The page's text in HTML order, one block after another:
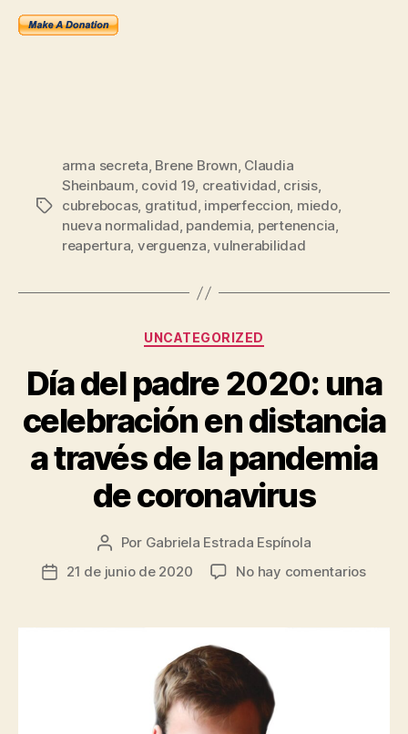
Etiquetas
arma secreta, Brene Brown, Claudia
Sheinbaum, covid 19, creatividad, crisis,
cubrebocas, gratitud, imperfeccion, miedo,
nueva normalidad, pandemia, pertenencia,
reapertura, verguenza,vulnerabilidad
Categorías
UNCATEGORIZED
Día del padre 2020: una
celebración en distancia
a través de la pandemia
de coronavirus
Autor
de
la
Por Gabriela Estrada Espínola
Fecha
entrada
21 de junio de 2020 No hay comentariosen
padre